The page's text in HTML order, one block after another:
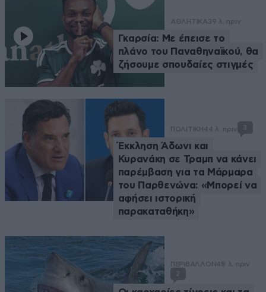
ΑΘΛΗΤΙΚΑ39 λ. πριν
Γκαρσία: Με έπεισε το
πλάνο του Παναθηναϊκού, θα
ζήσουμε σπουδαίες στιγμές
ΠΟΛΙΤΙΚΗ44 λ. πριν 3
Έκκληση Άδωνι και
Κυρανάκη σε Τραμπ να κάνει
παρέμβαση για τα Μάρμαρα
του Παρθενώνα: «Μπορεί να
αφήσει ιστορική
παρακαταθήκη»
ΠΕΡΙΒΑΛΛΟΝ48 λ. πριν
2